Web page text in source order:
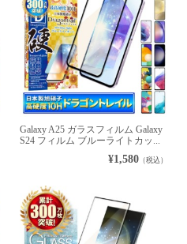
Galaxy A25 ガラスフィルム Galaxy
S24 フィルム ブルーライトカッ...
¥1,580 （税込）